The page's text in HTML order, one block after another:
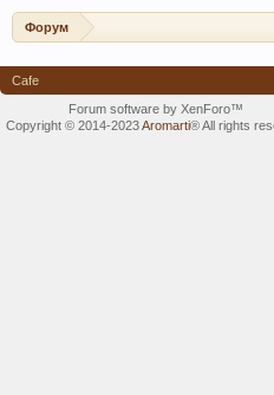
Форум
Cafe
Forum software by XenForo™
Copyright © 2014-2023Aromarti®All rights